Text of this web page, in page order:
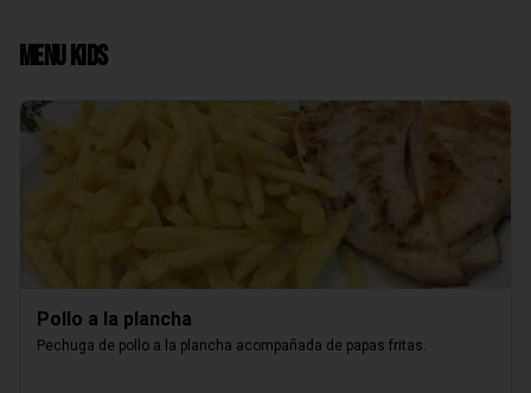
Menu Kids
Pollo a la plancha
Pechuga de pollo a la plancha acompañada de papas fritas.